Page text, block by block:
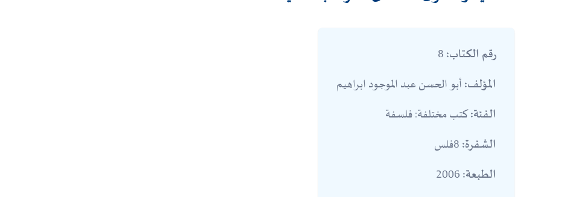
رقم الكتاب:
المؤلف:أبو الحسن عبد الموجود ابراهيم
الفئة:كتب مختلفة: فلسفة
الشفرة:
الطبعة: